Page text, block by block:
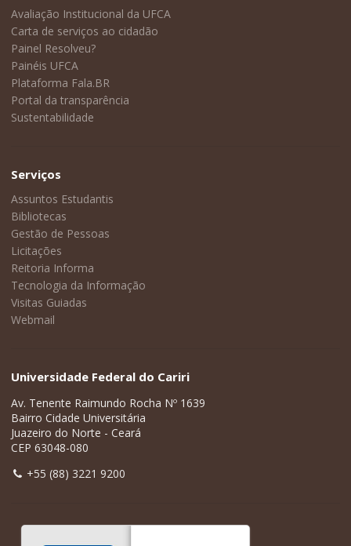
Avaliação Institucional da UFCA
Carta de serviços ao cidadão
Painel Resolveu?
Painéis UFCA
Plataforma Fala.BR
Portal da transparência
Sustentabilidade
Serviços
Assuntos Estudantis
Bibliotecas
Gestão de Pessoas
Licitações
Reitoria Informa
Tecnologia da Informação
Visitas Guiadas
Webmail
Universidade Federal do Cariri
Av. Tenente Raimundo Rocha Nº 1639
Bairro Cidade Universitária
Juazeiro do Norte - Ceará
CEP 63048-080
+55 (88) 3221 9200